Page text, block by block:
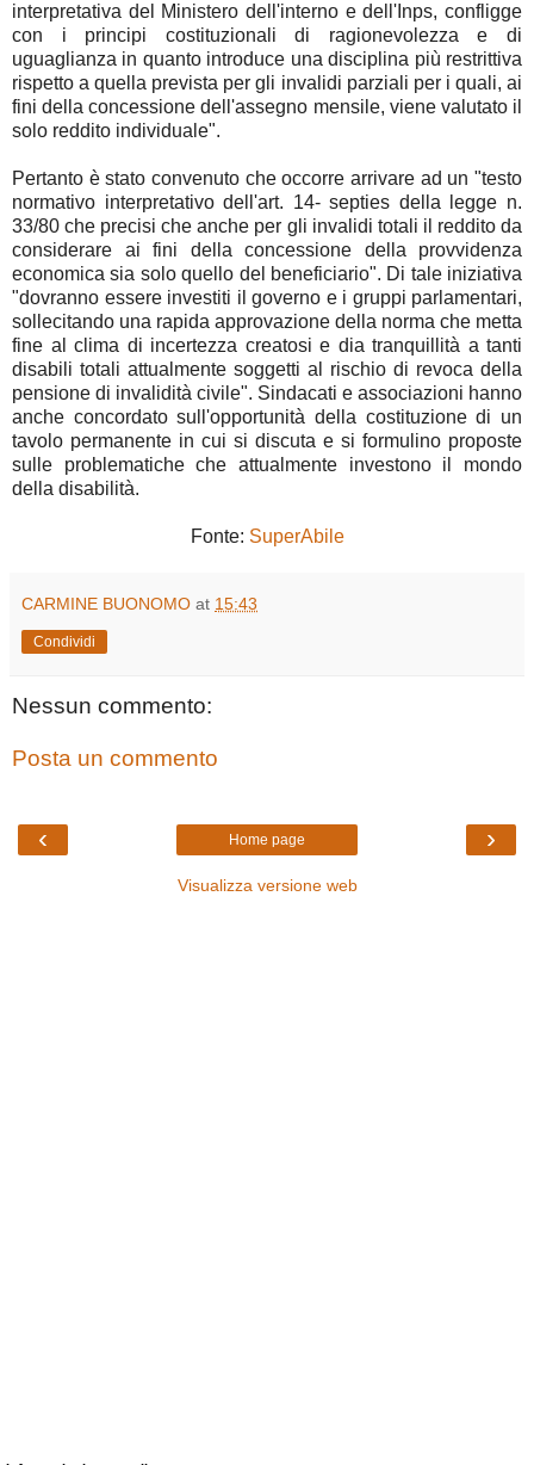
interpretativa del Ministero dell'interno e dell'Inps, confligge
con i principi costituzionali di ragionevolezza e di
uguaglianza in quanto introduce una disciplina più restrittiva
rispetto a quella prevista per gli invalidi parziali per i quali, ai
fini della concessione dell'assegno mensile, viene valutato il
solo reddito individuale".
Pertanto è stato convenuto che occorre arrivare ad un "testo
normativo interpretativo dell'art. 14- septies della legge n.
33/80 che precisi che anche per gli invalidi totali il reddito da
considerare ai fini della concessione della provvidenza
economica sia solo quello del beneficiario". Di tale iniziativa
"dovranno essere investiti il governo e i gruppi parlamentari,
sollecitando una rapida approvazione della norma che metta
fine al clima di incertezza creatosi e dia tranquillità a tanti
disabili totali attualmente soggetti al rischio di revoca della
pensione di invalidità civile". Sindacati e associazioni hanno
anche concordato sull'opportunità della costituzione di un
tavolo permanente in cui si discuta e si formulino proposte
sulle problematiche che attualmente investono il mondo
della disabilità.
Fonte: SuperAbile
CARMINE BUONOMO at 15:43
Condividi
Nessun commento:
Posta un commento
‹ ›
Home page
Visualizza versione web